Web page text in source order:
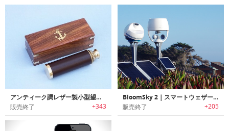
アンティーク調レザー製小型望遠鏡
販売終了 +343
BloomSky 2｜スマートウェザーカメラステーション「ブルームスカイ2」
販売終了 +205